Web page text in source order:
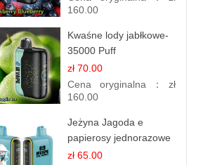
160.00
Kwaśne lody jabłkowe-
35000 Puff
elektroniczny papieros
zł 70.00
Cena oryginalna： zł
160.00
Jeżyna Jagoda e
papierosy jednorazowe
- 25 000 Puffs
zł 65.00